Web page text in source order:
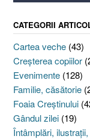
CATEGORII
Cartea veche (43)
Creşterea copiilor
Evenimente (128)
Familie, căsătorie
Foaia Creştinului
Gândul zilei (19)
Întâmplări,